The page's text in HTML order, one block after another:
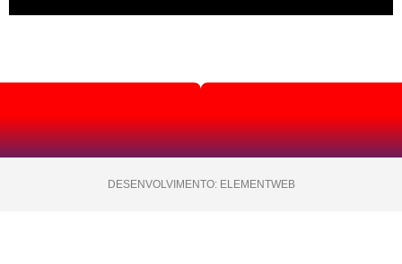
DESENVOLVIMENTO: ELEMENTWEB